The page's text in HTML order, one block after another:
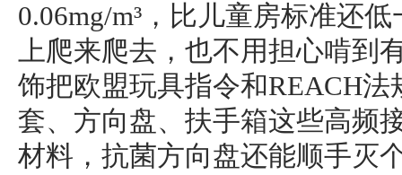
0.06mg/m³，比儿童房标准还
上爬来爬去，也不用担心啃
饰把欧盟玩具指令和REACH
套、方向盘、扶手箱这些高频
材料，抗菌方向盘还能顺手灭